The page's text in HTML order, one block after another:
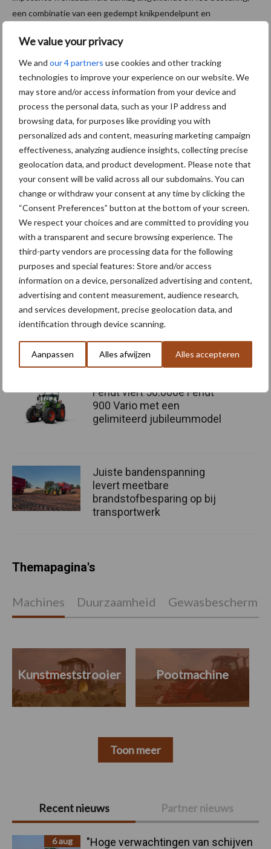
We value your privacy
We and our 4 partners use cookies and other tracking
technologies to improve your experience on our website. We
may store and/or access information from your device and
process the personal data, such as your IP address and
browsing data, for purposes like providing you with
personalized ads and content, measuring marketing campaign
effectiveness, analyzing audience insights, collecting precise
geolocation data, and product development. Please note that
your consent will be valid across all our subdomains. You can
change or withdraw your consent at any time by clicking the
“Consent Preferences” button at the bottom of your screen.
We respect your choices and are committed to providing you
with a transparent and secure browsing experience. The
third-party vendors are processing data for the following
purposes and special features: Store and/or access
information on a device, personalized advertising and content,
advertising and content measurement, audience research,
and services development, precise geolocation data, and
identification through device scanning.
Aanpassen Alles afwijzen Alles accepteren
een combinatie van een gedempt knikpendelpunt en
ruimtes met beperkte bewegingsvrijheid.
Chauffeursassistentiesystemen nemen veel werk uit handen bij
zich herhalende laadcycli. De topsnelheid van 40 km/h zorgt voor
nog hogere productiviteit.
Torionwielladers: vier series en elf modellen met een vermogen
van 46 tot 252 pk met bedrijfsgewichten van 4,6 tot 20,3 t en
kieplast van 3 tot 12,7 t. Ultramoderne chauffeursassistentie
met talrijke automatische functies is voor de middelgrote en
grote series leverbaar. Efficiënte hydrostatische en variabele
rijaandrijvingen zorgen voor zuinig en milieuvriendelijk gebruik.
Modellen zoals de Torion 1611P en Torion 1913 zijn voor
dynamisch gebruik in silo’s uitgerust net Dynamic Power.
Bron en beeld:Kamps de Wild
Primaire
Sidebar
Recent nieuws Partner nieuws
6 aug
"Hoge verwachtingen van schijven
Aanbevolen voor jou! trekkers
Claas komt met drie nieuwe
Axion 8 Cmatic-modellen
tot 313 pk
Fendt viert 50.000e Fendt
900 Vario met een
gelimiteerd jubileummodel
Juiste bandenspanning
levert meetbare
brandstofbesparing op bij
transportwerk
Themapagina's
Machines Duurzaamheid
Kunstmeststrooier Pootmachine
Toon meer